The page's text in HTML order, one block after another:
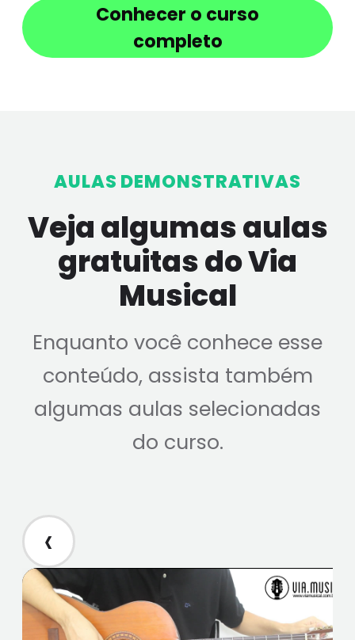
Conhecer o curso
completo
AULAS DEMONSTRATIVAS
Veja algumas aulas
gratuitas do Via
Musical
Enquanto você conhece esse
conteúdo, assista também
algumas aulas selecionadas
do curso.
‹